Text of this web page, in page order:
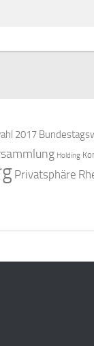
2017
Holding
Privatsphäre